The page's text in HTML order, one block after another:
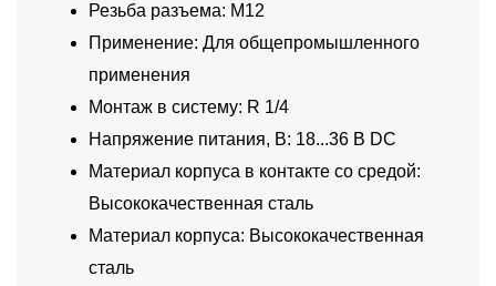
Резьба разъема: M12
Применение: Для общепромышленного
применения
Монтаж в систему: R 1/4
Напряжение питания, В: 18...36 В DC
Материал корпуса в контакте со средой:
Высококачественная сталь
Материал корпуса: Высококачественная
сталь